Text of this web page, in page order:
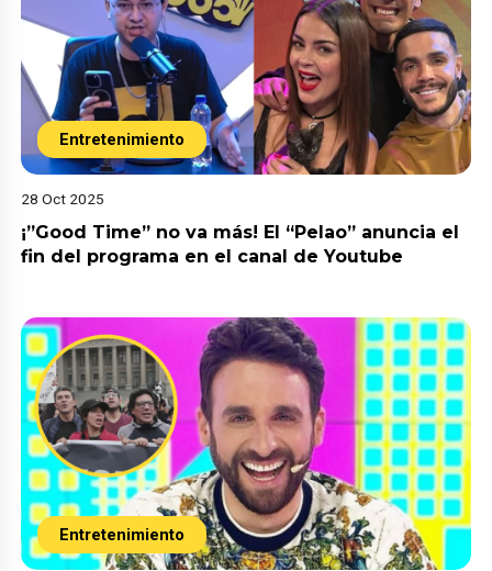
Entretenimiento
28 Oct 2025
¡”Good Time” no va más! El “Pelao” anuncia el
fin del programa en el canal de Youtube
Entretenimiento